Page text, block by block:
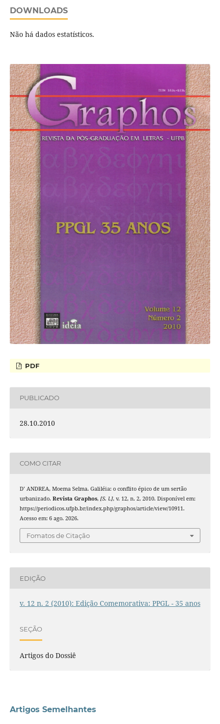
DOWNLOADS
Não há dados estatísticos.
PDF
PUBLICADO
28.10.2010
COMO CITAR
D’ ANDREA, Moema Selma. Galiléia: o conflito épico de um sertão
urbanizado. Revista Graphos, [S. l.], v. 12, n. 2, 2010. Disponível em:
https://periodicos.ufpb.br/index.php/graphos/article/view/10911.
Acesso em: 6 ago. 2026.
Fomatos de Citação
EDIÇÃO
v. 12 n. 2 (2010): Edição Comemorativa: PPGL - 35 anos
SEÇÃO
Artigos do Dossiê
Artigos Semelhantes